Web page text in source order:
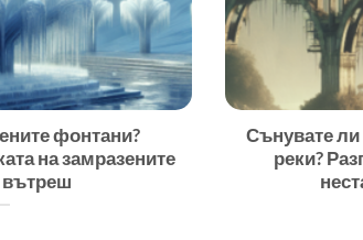
фонтани?
на замразените
Сънувате
реки?